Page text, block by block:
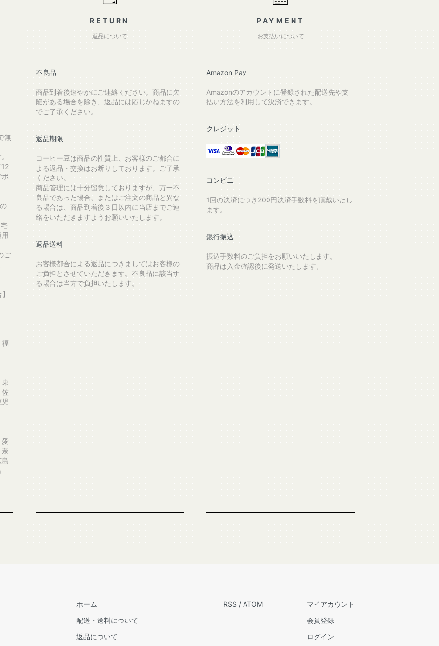
無
ポ
用
ご
福
東
佐
愛
奈
島
RETURN
返品について
不良品
商品到着後速やかにご連絡ください。商品に欠
陥がある場合を除き、返品には応じかねますの
でご了承ください。
返品期限
コーヒー豆は商品の性質上、お客様のご都合に
よる返品・交換はお断りしております。ご了承
ください。
商品管理には十分留意しておりますが、万一不
良品であった場合、またはご注文の商品と異な
る場合は、商品到着後３日以内に当店までご連
絡をいただきますようお願いいたします。
返品送料
お客様都合による返品につきましてはお客様の
ご負担とさせていただきます。不良品に該当す
る場合は当方で負担いたします。
PAYMENT
お支払いについて
Amazon Pay
Amazonのアカウントに登録された配送先や支
払い方法を利用して決済できます。
クレジット
コンビニ
1回の決済につき200円決済手数料を頂戴いたし
ます。
銀行振込
振込手数料のご負担をお願いいたします。
商品は入金確認後に発送いたします。
ホーム
配送・送料について
返品について
RSS / ATOM
マイアカウント
会員登録
ログイン